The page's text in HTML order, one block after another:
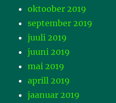
oktoober 2019
september 2019
juuli 2019
juuni 2019
mai 2019
aprill 2019
jaanuar 2019